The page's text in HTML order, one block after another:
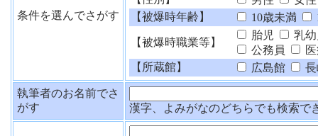
条件を選んでさがす
【被爆時年齢】
10歳未満
【被爆時職業等】
胎児
乳
公務員
【所蔵館】
広島館
執筆者のお名前でさ
がす
漢字、よみがなのどちらでも検索で